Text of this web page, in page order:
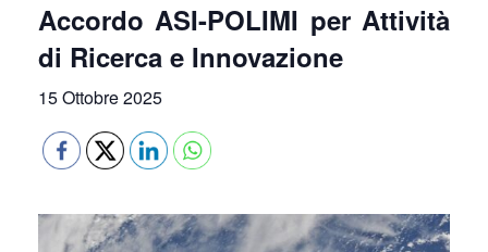
Accordo ASI-POLIMI per Attività
di Ricerca e Innovazione
15 Ottobre 2025